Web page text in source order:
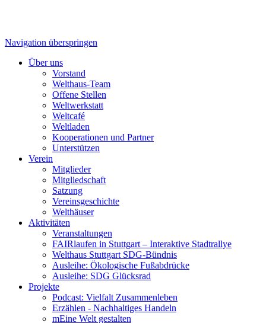
Navigation überspringen
Über uns
Vorstand
Welthaus-Team
Offene Stellen
Weltwerkstatt
Weltcafé
Weltladen
Kooperationen und Partner
Unterstützen
Verein
Mitglieder
Mitgliedschaft
Satzung
Vereinsgeschichte
Welthäuser
Aktivitäten
Veranstaltungen
FAIRlaufen in Stuttgart – Interaktive Stadtrallye
Welthaus Stuttgart SDG-Bündnis
Ausleihe: Ökologische Fußabdrücke
Ausleihe: SDG Glücksrad
Projekte
Podcast: Vielfalt Zusammenleben
Erzählen - Nachhaltiges Handeln
mEine Welt gestalten